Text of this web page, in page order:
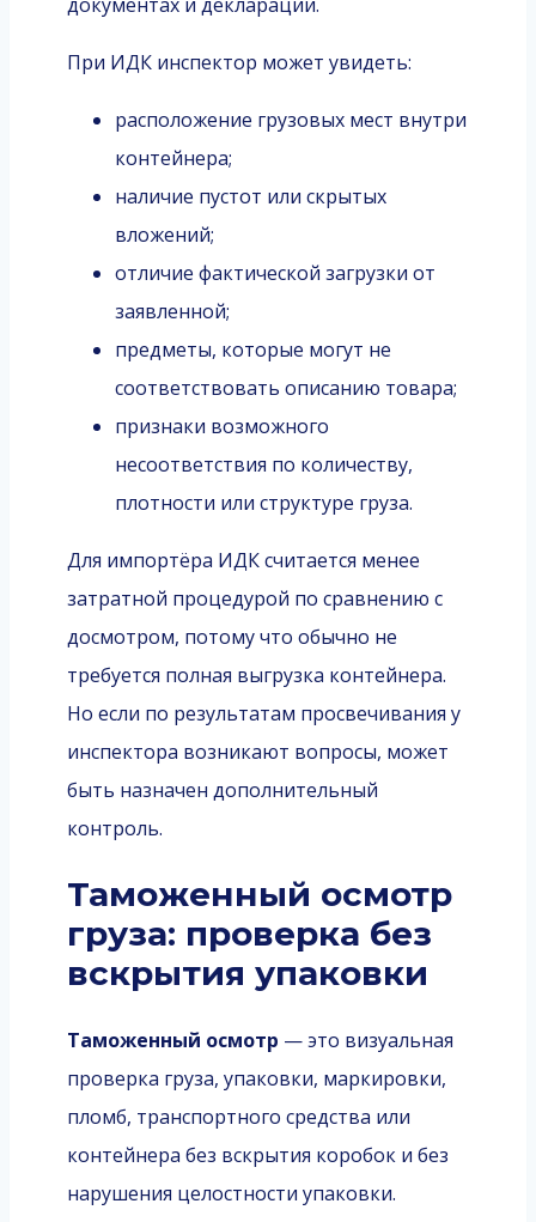
При ИДК инспектор может увидеть:
расположение грузовых мест внутри
контейнера;
наличие пустот или скрытых
вложений;
отличие фактической загрузки от
заявленной;
предметы, которые могут не
соответствовать описанию товара;
признаки возможного
несоответствия по количеству,
плотности или структуре груза.
Для импортёра ИДК считается менее
затратной процедурой по сравнению с
досмотром, потому что обычно не
требуется полная выгрузка контейнера.
Но если по результатам просвечивания у
инспектора возникают вопросы, может
быть назначен дополнительный
контроль.
Таможенный осмотр
груза: проверка без
вскрытия упаковки
Таможенный осмотр — это визуальная
проверка груза, упаковки, маркировки,
пломб, транспортного средства или
контейнера без вскрытия коробок и без
нарушения целостности упаковки.